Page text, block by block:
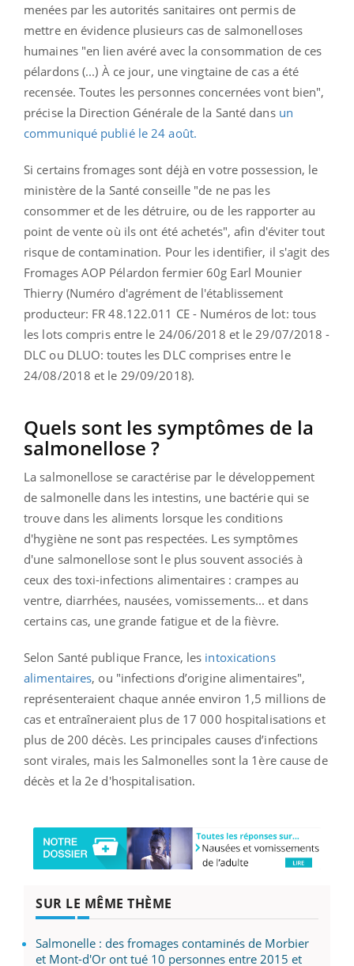
menées par les autorités sanitaires ont permis de
mettre en évidence plusieurs cas de salmonelloses
humaines "en lien avéré avec la consommation de ces
pélardons (...) À ce jour, une vingtaine de cas a été
recensée. Toutes les personnes concernées vont bien",
précise la Direction Générale de la Santé dans un
communiqué publié le 24 août.
Si certains fromages sont déjà en votre possession, le
ministère de la Santé conseille "de ne pas les
consommer et de les détruire, ou de les rapporter au
point de vente où ils ont été achetés", afin d'éviter tout
risque de contamination. Pour les identifier, il s'agit des
Fromages AOP Pélardon fermier 60g Earl Mounier
Thierry (Numéro d'agrément de l'établissement
producteur: FR 48.122.011 CE - Numéros de lot: tous
les lots compris entre le 24/06/2018 et le 29/07/2018 -
DLC ou DLUO: toutes les DLC comprises entre le
24/08/2018 et le 29/09/2018).
Quels sont les symptômes de la
salmonellose ?
La salmonellose se caractérise par le développement
de salmonelle dans les intestins, une bactérie qui se
trouve dans les aliments lorsque les conditions
d'hygiène ne sont pas respectées. Les symptômes
d'une salmonellose sont le plus souvent associés à
ceux des toxi-infections alimentaires : crampes au
ventre, diarrhées, nausées, vomissements... et dans
certains cas, une grande fatigue et de la fièvre.
Selon Santé publique France, les intoxications
alimentaires, ou "infections d’origine alimentaires",
représenteraient chaque année environ 1,5 millions de
cas et entraîneraient plus de 17 000 hospitalisations et
plus de 200 décès. Les principales causes d’infections
sont virales, mais les Salmonelles sont la 1ère cause de
décès et la 2e d'hospitalisation.
SUR LE MÊME THÈME
Salmonelle : des fromages contaminés de Morbier
et Mont-d'Or ont tué 10 personnes entre 2015 et